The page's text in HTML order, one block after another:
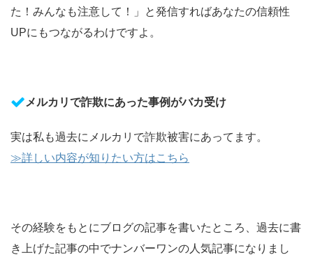
た！みんなも注意して！」と発信すればあなたの信頼性
UPにもつながるわけですよ。
メルカリで詐欺にあった事例がバカ受け
実は私も過去にメルカリで詐欺被害にあってます。
≫詳しい内容が知りたい方はこちら
その経験をもとにブログの記事を書いたところ、過去に書
き上げた記事の中でナンバーワンの人気記事になりまし